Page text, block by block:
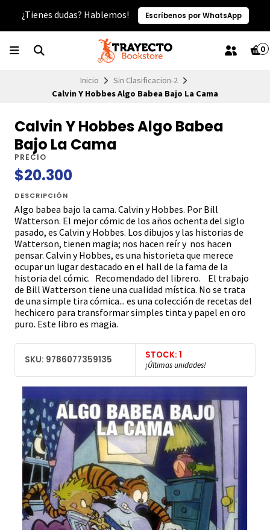
¿Tienes dudas? Hablemos! Escríbenos por WhatsApp
0
Inicio
Sin Clasificacion-2
Calvin Y Hobbes Algo Babea Bajo La Cama
Calvin Y Hobbes Algo Babea
Bajo La Cama
PRECIO
$20.300
DESCRIPCIÓN
Algo babea bajo la cama. Calvin y Hobbes. Por Bill
Watterson. El mejor cómic de los años ochenta del siglo
pasado, es Calvin y Hobbes. Los dibujos y las historias de
Watterson, tienen magia; nos hacen reír y nos hacen
pensar. Calvin y Hobbes, es una historieta que merece
ocupar un lugar destacado en el hall de la fama de la
historia del cómic. Recomendado del librero. El trabajo
de Bill Watterson tiene una cualidad mística. No se trata
de una simple tira cómica... es una colección de recetas del
hechicero para transformar simples tinta y papel en oro
puro. Este libro es magia.
SKU: 9786077359135 STOCK: 1
¡Últimas unidades!